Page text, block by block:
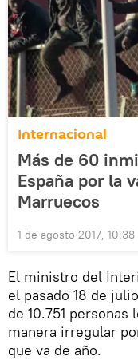
Internacional
Más de 60
España por la
Marruecos
1 de agosto 2017, 10:38
El ministro del
el pasado 18 de
de 10.751
manera irregular
que va de año.